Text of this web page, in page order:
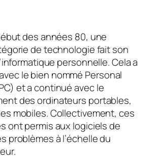
des années 80, une
de technologie fait son
personnelle. Cela a
le bien nommé Personal
et a continué avec le
des ordinateurs portables,
mobiles. Collectivement, ces
ont permis aux logiciels de
problèmes à l’échelle du